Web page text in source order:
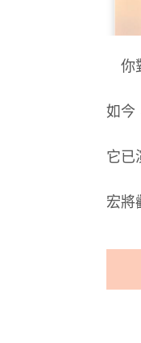
你
如今
它已
宏將